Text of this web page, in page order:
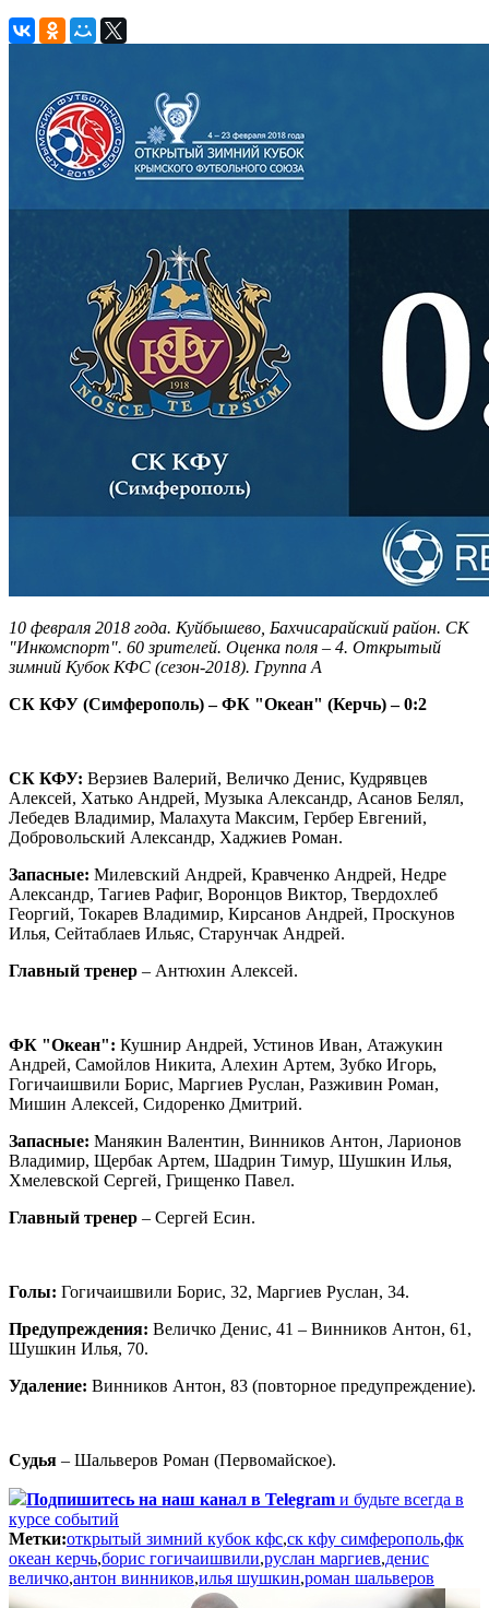
10 февраля 2018 года. Куйбышево, Бахчисарайский район. СК
"Инкомспорт". 60 зрителей. Оценка поля – 4. Открытый
зимний Кубок КФС (сезон-2018). Группа A
СК КФУ (Симферополь) – ФК "Океан" (Керчь) – 0:2
СК КФУ: Верзиев Валерий, Величко Денис, Кудрявцев
Алексей, Хатько Андрей, Музыка Александр, Асанов Белял,
Лебедев Владимир, Малахута Максим, Гербер Евгений,
Добровольский Александр, Хаджиев Роман.
Запасные: Милевский Андрей, Кравченко Андрей, Недре
Александр, Тагиев Рафиг, Воронцов Виктор, Твердохлеб
Георгий, Токарев Владимир, Кирсанов Андрей, Проскунов
Илья, Сейтаблаев Ильяс, Старунчак Андрей.
Главный тренер – Антюхин Алексей.
ФК "Океан": Кушнир Андрей, Устинов Иван, Атажукин
Андрей, Самойлов Никита, Алехин Артем, Зубко Игорь,
Гогичаишвили Борис, Маргиев Руслан, Разживин Роман,
Мишин Алексей, Сидоренко Дмитрий.
Запасные: Манякин Валентин, Винников Антон, Ларионов
Владимир, Щербак Артем, Шадрин Тимур, Шушкин Илья,
Хмелевской Сергей, Грищенко Павел.
Главный тренер – Сергей Есин.
Голы: Гогичаишвили Борис, 32, Маргиев Руслан, 34.
Предупреждения: Величко Денис, 41 – Винников Антон, 61,
Шушкин Илья, 70.
Удаление: Винников Антон, 83 (повторное предупреждение).
Судья – Шальверов Роман (Первомайское).
Подпишитесь на наш канал в Telegram и будьте всегда в
курсе событий
Метки:открытый зимний кубок кфс,ск кфу симферополь,фк
океан керчь,борис гогичаишвили,руслан маргиев,денис
величко,антон винников,илья шушкин,роман шальверов